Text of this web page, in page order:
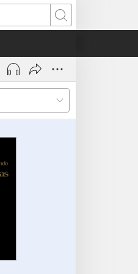
Buscar